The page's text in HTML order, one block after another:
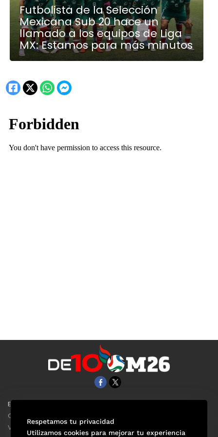
Futbolista de la Selección
Mexicana Sub 20 hace un
llamado a los equipos de Liga
MX: Estamos para más minutos
EL UNIVERSAL
Clase
ViveUSA
Respetamos tu privacidad
Utilizamos cookies para mejorar tu experiencia